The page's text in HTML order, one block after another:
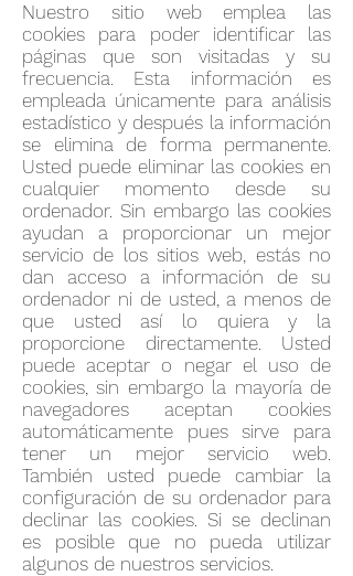
Nuestro sitio web emplea las
cookies para poder identificar las
páginas que son visitadas y su
frecuencia. Esta información es
empleada únicamente para análisis
estadístico y después la información
se elimina de forma permanente.
Usted puede eliminar las cookies en
cualquier momento desde su
ordenador. Sin embargo las cookies
ayudan a proporcionar un mejor
servicio de los sitios web, estás no
dan acceso a información de su
ordenador ni de usted, a menos de
que usted así lo quiera y la
proporcione directamente. Usted
puede aceptar o negar el uso de
cookies, sin embargo la mayoría de
navegadores aceptan cookies
automáticamente pues sirve para
tener un mejor servicio web.
También usted puede cambiar la
configuración de su ordenador para
declinar las cookies. Si se declinan
es posible que no pueda utilizar
algunos de nuestros servicios.